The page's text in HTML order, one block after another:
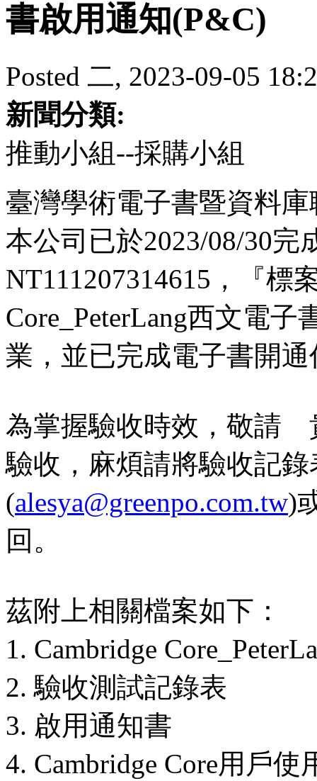
書啟用通知(P&C)
Posted 二, 2023-09-05
新聞分類:
推動小組--採購小組
臺灣學術電子書暨資料
本公司已於2023/08/30完
NT111207314615，『標
Core_PeterLang西文電
業，並已完成電子書開通
為掌握驗收時效，敬請
驗收，麻煩請將驗收記
(alesya@greenpo.com.tw)
回。
茲附上相關檔案如下：
1. Cambridge
2. 驗收測試記錄表
3. 啟用通知書
4. Cambridge Core用戶使